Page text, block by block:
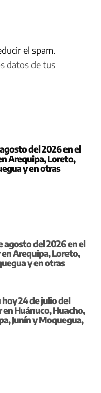
el spam.
datos de tus
del 2026 en el
Arequipa, Loreto,
y en otras
agosto del 2026 en el
Arequipa, Loreto,
y en otras
hoy 24 de julio del
en Huánuco, Huacho,
Junín y Moquegua,